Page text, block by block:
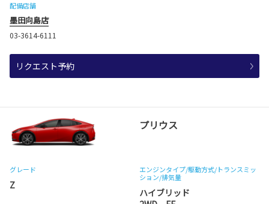
配備店舗
墨田向島店
03-3614-6111
リクエスト予約
プリウス
グレード
Z
エンジンタイプ/駆動方式/トランスミッ
ション/排気量
ハイブリッド